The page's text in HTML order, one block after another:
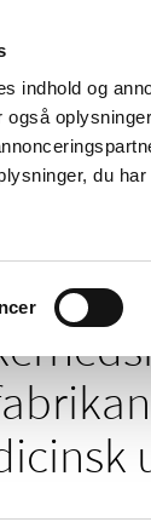
indhold og
du